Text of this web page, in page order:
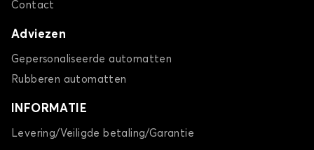
Contact
Adviezen
Gepersonaliseerde automatten
Rubberen automatten
INFORMATIE
Levering/Veiligde betaling/Garantie